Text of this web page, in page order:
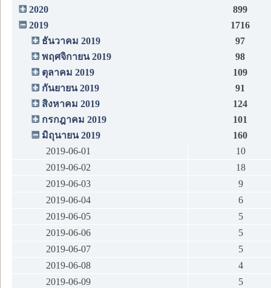
2020
899
2019
1716
ธันวาคม 2019
97
พฤศจิกายน 2019
98
ตุลาคม 2019
109
กันยายน 2019
91
สิงหาคม 2019
124
กรกฎาคม 2019
101
มิถุนายน 2019
160
2019-06-01
10
2019-06-02
18
2019-06-03
9
2019-06-04
6
2019-06-05
5
2019-06-06
5
2019-06-07
5
2019-06-08
4
2019-06-09
5